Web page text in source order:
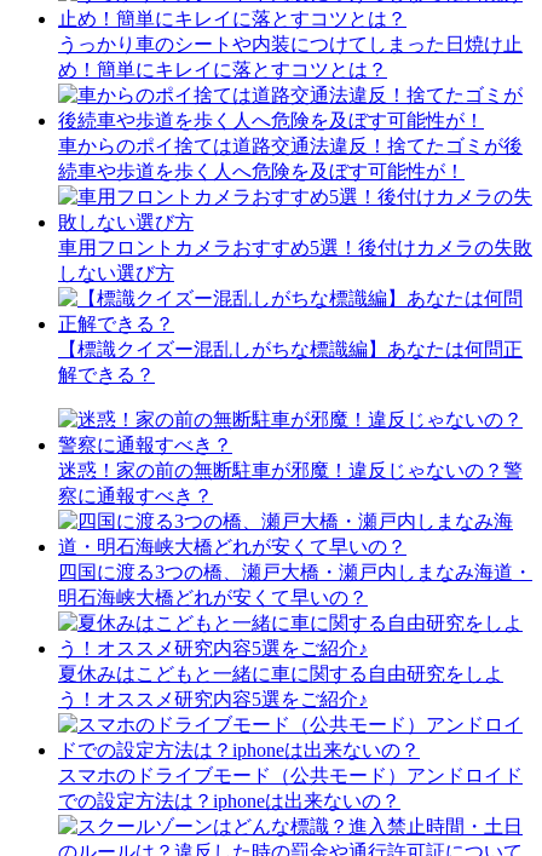
うっかり車のシートや内装につけてしまった日焼け止
め！簡単にキレイに落とすコツとは？
車からのポイ捨ては道路交通法違反！捨てたゴミが後
続車や歩道を歩く人へ危険を及ぼす可能性が！
車用フロントカメラおすすめ5選！後付けカメラの失敗
しない選び方
【標識クイズー混乱しがちな標識編】あなたは何問正
解できる？
迷惑！家の前の無断駐車が邪魔！違反じゃないの？警
察に通報すべき？
四国に渡る3つの橋、瀬戸大橋・瀬戸内しまなみ海道・
明石海峡大橋どれが安くて早いの？
夏休みはこどもと一緒に車に関する自由研究をしよ
う！オススメ研究内容5選をご紹介♪
スマホのドライブモード（公共モード）アンドロイド
での設定方法は？iphoneは出来ないの？